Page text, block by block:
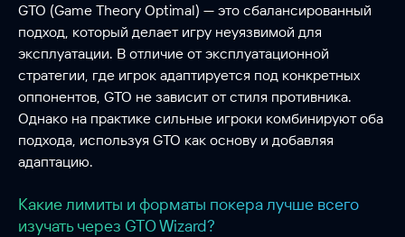
GTO (Game Theory Optimal) — это сбалансированный
подход, который делает игру неуязвимой для
эксплуатации. В отличие от эксплуатационной
стратегии, где игрок адаптируется под конкретных
оппонентов, GTO не зависит от стиля противника.
Однако на практике сильные игроки комбинируют оба
подхода, используя GTO как основу и добавляя
адаптацию.
Какие лимиты и форматы покера лучше всего
изучать через GTO Wizard?